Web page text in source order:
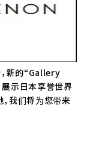
新的“Gallery
示日本享誉世界
我们将为您带来